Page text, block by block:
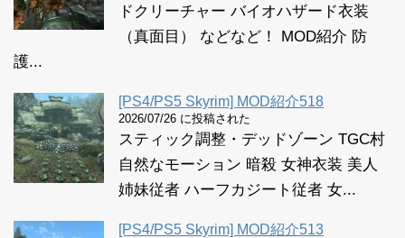
ドクリーチャー バイオハザード衣装
（真面目） などなど！ MOD紹介 防
護...
[PS4/PS5 Skyrim] MOD紹介518
2026/07/26 に投稿された
スティック調整・デッドゾーン TGC村
自然なモーション 暗殺 女神衣装 美人
姉妹従者 ハーフカジート従者 女...
[PS4/PS5 Skyrim] MOD紹介513